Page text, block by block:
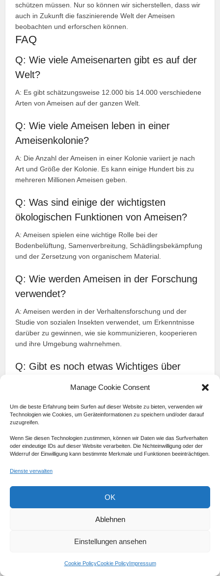
Manage Cookie Consent
Um die beste Erfahrung beim Surfen auf dieser Website zu bieten, verwenden wir
Technologien wie Cookies, um Geräteinformationen zu speichern und/oder darauf
zuzugreifen.
Wenn Sie diesen Technologien zustimmen, können wir Daten wie das Surfverhalten
oder eindeutige IDs auf dieser Website verarbeiten. Die Nichteinwilligung oder der
Widerruf der Einwilligung kann bestimmte Merkmale und Funktionen beeinträchtigen.
Dienste verwalten
OK
Ablehnen
Einstellungen ansehen
Cookie PolicyCookie PolicyImpressum
schützen müssen. Nur so können wir sicherstellen, dass wir
auch in Zukunft die faszinierende Welt der Ameisen
beobachten und erforschen können.
FAQ
Q: Wie viele Ameisenarten gibt es auf der
Welt?
A: Es gibt schätzungsweise 12.000 bis 14.000 verschiedene
Arten von Ameisen auf der ganzen Welt.
Q: Wie viele Ameisen leben in einer
Ameisenkolonie?
A: Die Anzahl der Ameisen in einer Kolonie variiert je nach
Art und Größe der Kolonie. Es kann einige Hundert bis zu
mehreren Millionen Ameisen geben.
Q: Was sind einige der wichtigsten
ökologischen Funktionen von Ameisen?
A: Ameisen spielen eine wichtige Rolle bei der
Bodenbelüftung, Samenverbreitung, Schädlingsbekämpfung
und der Zersetzung von organischem Material.
Q: Wie werden Ameisen in der Forschung
verwendet?
A: Ameisen werden in der Verhaltensforschung und der
Studie von sozialen Insekten verwendet, um Erkenntnisse
darüber zu gewinnen, wie sie kommunizieren, kooperieren
und ihre Umgebung wahrnehmen.
Q: Gibt es noch etwas Wichtiges über
Palette von Lebensräumen bewohnen und eine
faszinierende soziale Struktur haben. Ihre Rolle in der Natur
ameisen